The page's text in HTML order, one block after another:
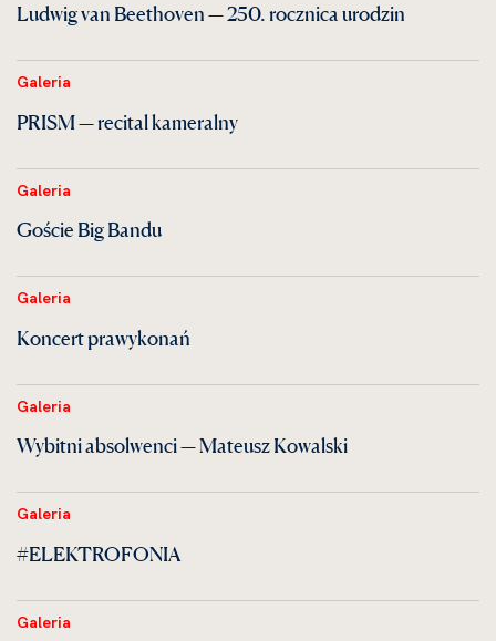
Ludwig van Beethoven — 250. rocznica urodzin
Galeria
PRISM — recital kameralny
Galeria
Goście Big Bandu
Galeria
Koncert prawykonań
Galeria
Wybitni absolwenci — Mateusz Kowalski
Galeria
#ELEKTROFONIA
Galeria